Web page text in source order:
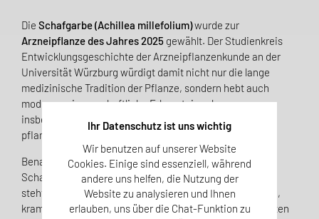
Die Schafgarbe (Achillea millefolium)wurde zur
Arzneipflanze des Jahres 2025 gewählt. Der Studienkreis
Entwicklungsgeschichte der Arzneipflanzenkunde an der
Universität Würzburg würdigt damit nicht nur die lange
medizinische Tradition der Pflanze, sondern hebt auch
moderne wissenschaftliche Erkenntnisse hervor –
insbesondere zu Analytik, Stabilität und Haltbarkeit
pflanzlicher Präparate.
Benannt nach dem antiken Helden Achilles, zählt die
Schafgarbe zu den ältesten Heilpflanzen Europas. Heute
steht sie vor allem wegen ihrer entzündungshemmenden,
krampflösenden und verdauungsfördernden Eigenschaften
Ihr Datenschutz ist uns wichtig
Wir benutzen auf unserer Website
Cookies. Einige sind essenziell, während
andere uns helfen, die Nutzung der
Website zu analysieren und Ihnen
erlauben, uns über die Chat-Funktion zu